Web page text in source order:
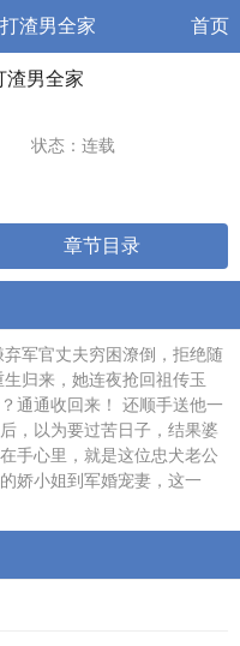
渣男全家 首页
渣男全家
状态：连载
章节目录
军官丈夫穷困潦倒，拒绝随
归来，她连夜抢回祖传玉
通通收回来！ 还顺手送他一
，以为要过苦日子，结果婆
手心里，就是这位忠犬老公
娇小姐到军婚宠妻，这一